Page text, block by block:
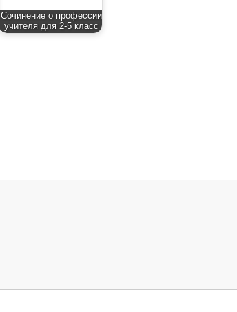
Сочинение о профессии
учителя для 2-5 класс